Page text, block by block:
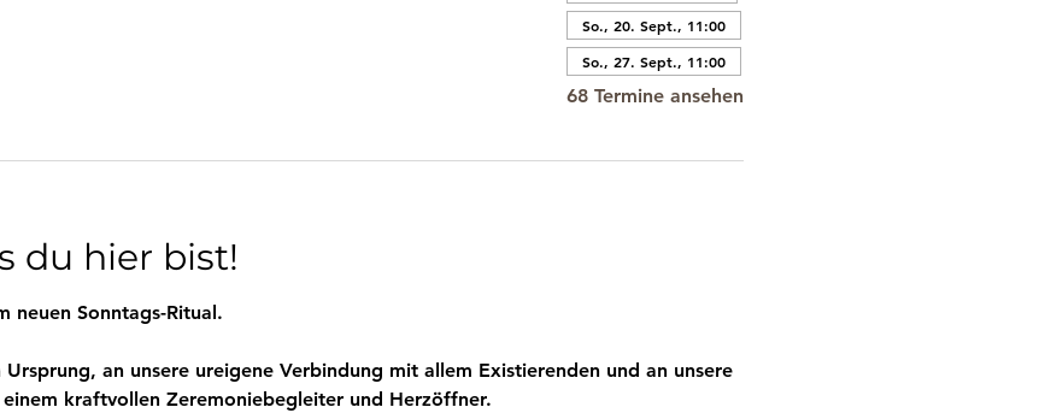
So., 20. Sept., 11:00
So., 27. Sept., 11:00
68 Termine ansehen
du hier bist!
neuen Sonntags-Ritual.
an unsere ureigene Verbindung mit allem Existierenden und an unsere
kraftvollen Zeremoniebegleiter und Herzöffner.